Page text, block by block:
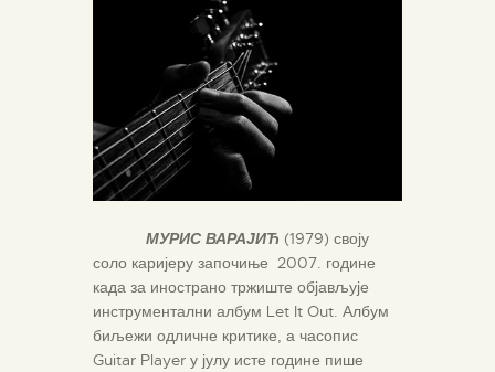
МУРИС ВАРАЈИЋ (1979) своју
соло каријеру започиње 2007. године
када за инострано тржиште објављује
инструментални албум Let It Out. Албум
биљежи одличне критике, а часопис
Guitar Player у јулу исте године пише